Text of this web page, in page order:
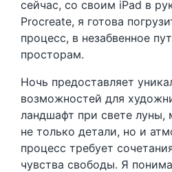
сейчас, со своим iPad в
Procreate, я готова
процесс, в незабвенное
просторам.
Ночь предоставляет
возможностей для
ландшафт при свете луны,
не только детали, но и
процесс требует
чувства свободы. Я